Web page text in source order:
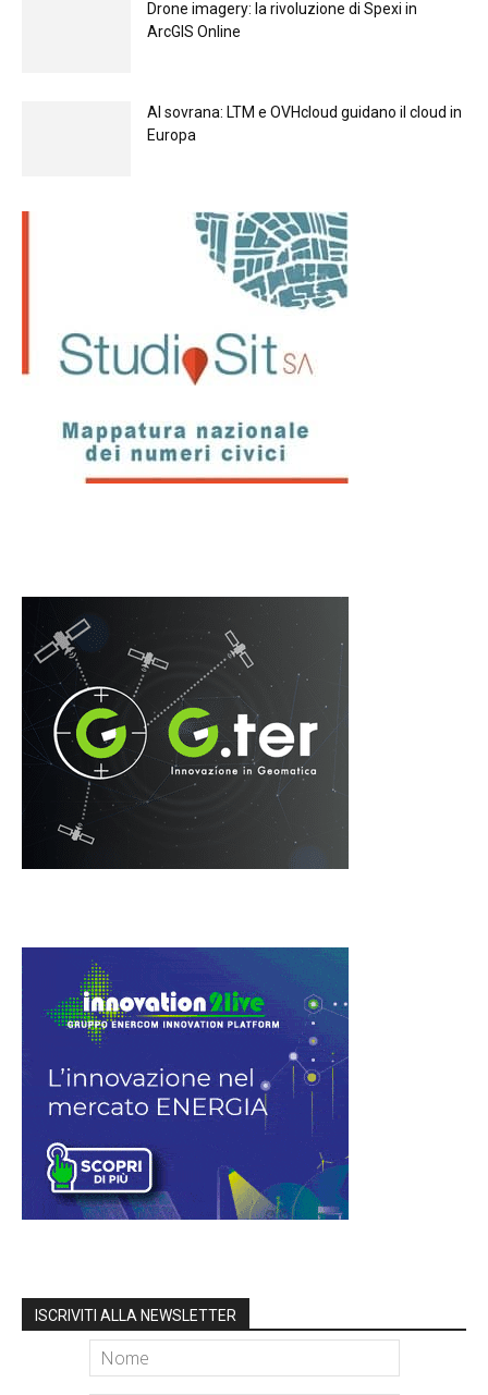
Drone imagery: la rivoluzione di Spexi in
ArcGIS Online
Al sovrana: LTM е OVHcloud guidano il cloud in
Europа
ISCRIVITI ALLA NEWSLETTER